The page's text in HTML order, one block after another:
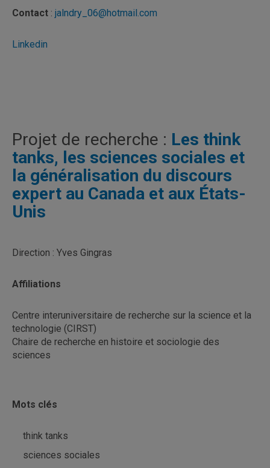
Contact : jalndry_06@hotmail.com
Linkedin
Projet de recherche : Les think
tanks, les sciences sociales et
la généralisation du discours
expert au Canada et aux États-
Unis
Direction : Yves Gingras
Affiliations
Centre interuniversitaire de recherche sur la science et la
technologie (CIRST)
Chaire de recherche en histoire et sociologie des
sciences
Mots clés
think tanks
sciences sociales